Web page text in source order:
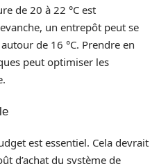
de 20 à 22 °C est
un entrepôt peut se
de 16 °C. Prendre en
peut optimiser les
est essentiel. Cela devrait
d’achat du système de